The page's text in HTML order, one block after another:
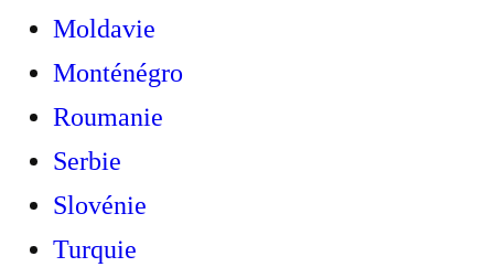
Moldavie
Monténégro
Roumanie
Serbie
Slovénie
Turquie